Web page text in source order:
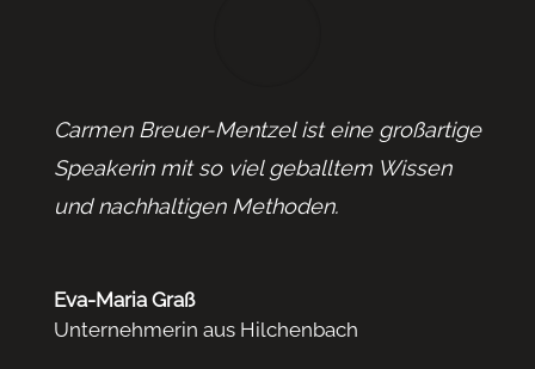
Carmen Breuer-Mentzel ist eine großartige
Speakerin mit so viel geballtem Wissen
und nachhaltigen Methoden.
Eva-Maria Graß
Unternehmerin aus Hilchenbach